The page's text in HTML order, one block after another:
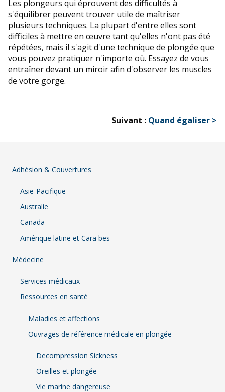
Les plongeurs qui éprouvent des difficultés à
s'équilibrer peuvent trouver utile de maîtriser
plusieurs techniques. La plupart d'entre elles sont
difficiles à mettre en œuvre tant qu'elles n'ont pas été
répétées, mais il s'agit d'une technique de plongée que
vous pouvez pratiquer n'importe où. Essayez de vous
entraîner devant un miroir afin d'observer les muscles
de votre gorge.
Suivant : Quand égaliser >
Adhésion & Couvertures
Asie-Pacifique
Australie
Canada
Amérique latine et Caraïbes
Médecine
Services médicaux
Ressources en santé
Maladies et affections
Ouvrages de référence médicale en plongée
Decompression Sickness
Oreilles et plongée
Vie marine dangereuse